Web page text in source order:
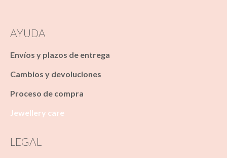
AYUDA
Envíos y plazos de entrega
Cambios y devoluciones
Proceso de compra
Jewellery care
LEGAL